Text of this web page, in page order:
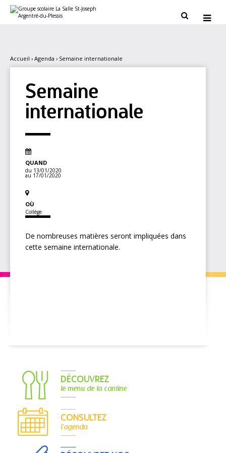
contenu.
personnels
 
Accueil › Agenda › Semaine internationale
Semaine
internationale
QUAND
du 13/01/2020
au 17/01/2020
OÙ
Collège
De nombreuses matières seront impliquées dans
cette semaine internationale.
DÉCOUVREZ
le menu de la cantine
CONSULTEZ
l'agenda